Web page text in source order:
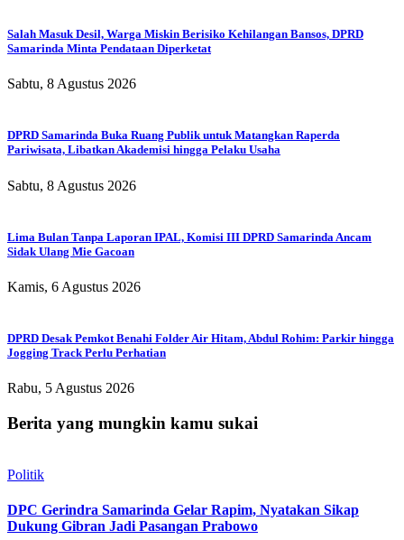
Salah Masuk Desil, Warga Miskin Berisiko Kehilangan Bansos, DPRD
Samarinda Minta Pendataan Diperketat
Sabtu, 8 Agustus 2026
DPRD Samarinda Buka Ruang Publik untuk Matangkan Raperda
Pariwisata, Libatkan Akademisi hingga Pelaku Usaha
Sabtu, 8 Agustus 2026
Lima Bulan Tanpa Laporan IPAL, Komisi III DPRD Samarinda Ancam
Sidak Ulang Mie Gacoan
Kamis, 6 Agustus 2026
DPRD Desak Pemkot Benahi Folder Air Hitam, Abdul Rohim: Parkir hingga
Jogging Track Perlu Perhatian
Rabu, 5 Agustus 2026
Berita yang mungkin kamu sukai
Politik
DPC Gerindra Samarinda Gelar Rapim, Nyatakan Sikap
Dukung Gibran Jadi Pasangan Prabowo